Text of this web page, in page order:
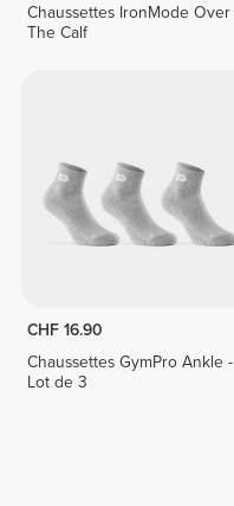
Chaussettes IronMode Over
The Calf
CHF 16.90
Chaussettes GymPro Ankle -
Lot de 3